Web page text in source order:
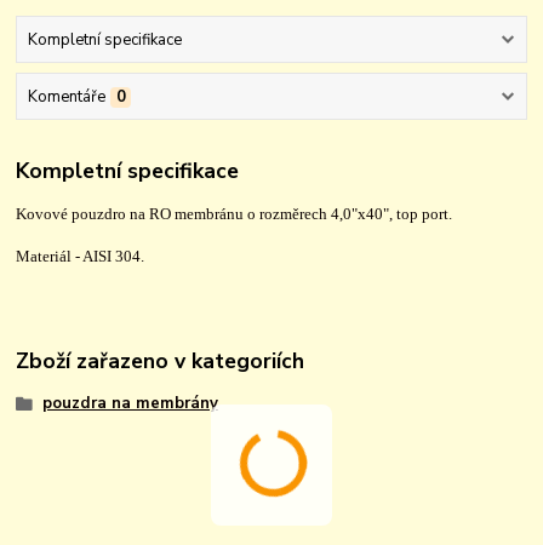
Kompletní specifikace
Komentáře 0
Kompletní specifikace
Kovové pouzdro na RO membránu o rozměrech 4,0"x40", top port.
Materiál - AISI 304.
Zboží zařazeno v kategoriích
pouzdra na membrány